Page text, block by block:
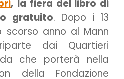
, la fiera del libro di
gratuito. Dopo i 13
scorso anno al Mann
riparte dai Quartieri
che porterà nella
della Fondazione